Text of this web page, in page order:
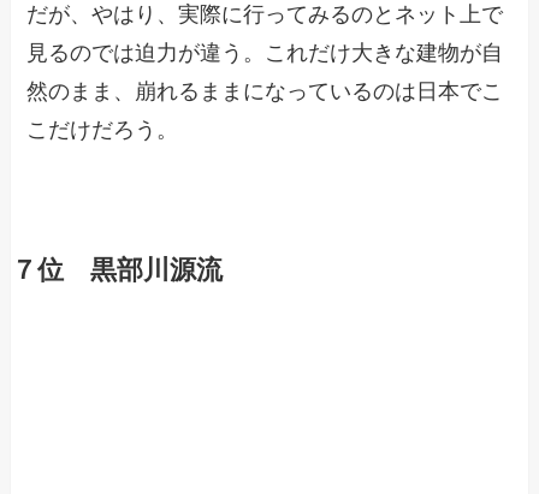
だが、やはり、実際に行ってみるのとネット上で
見るのでは迫力が違う。これだけ大きな建物が自
然のまま、崩れるままになっているのは日本でこ
こだけだろう。
７位 黒部川源流